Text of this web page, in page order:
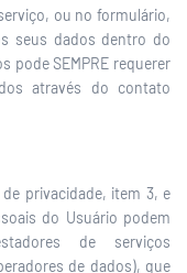
ou no formulário,
seus dados dentro do
pode SEMPRE requerer
através do contato
privacidade, item 3, e
do Usuário podem
de serviços
de dados), que